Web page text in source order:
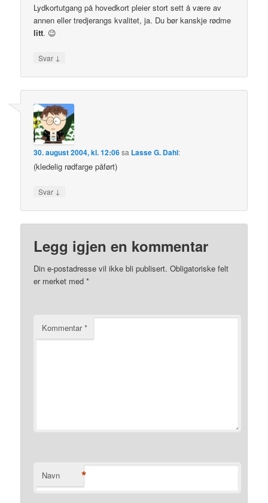
Lydkortutgang på hovedkort pleier stort sett å være av
annen eller tredjerangs kvalitet, ja. Du bør kanskje rødme
litt. 😉
Svar ↓
30. august 2004, kl. 12:06sa Lasse G. Dahl:
(kledelig rødfarge påført)
Svar ↓
Legg igjen en kommentar
Din e-postadresse vil ikke bli publisert. Obligatoriske felt
er merket med*
Kommentar*
Navn *